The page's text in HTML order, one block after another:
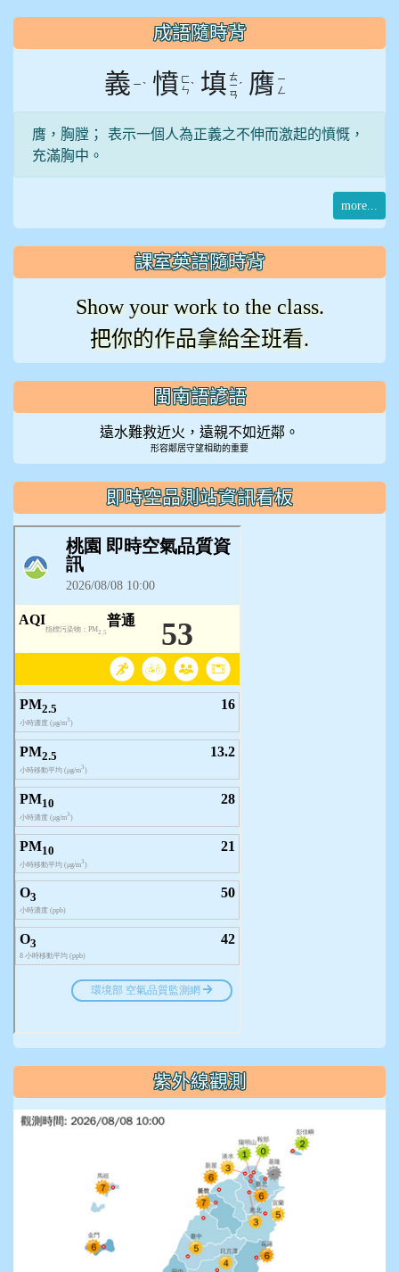
::: 成語隨時背
義 ㄧ ˋ 憤 ㄈ
ㄣ ˋ 填 ㄊ
ㄧ
ㄢ
ˊ 膺 ㄧ
ㄥ
膺，胸膛； 表示一個人為正義之不伸而激起的憤慨，
充滿胸中。
more...
課室英語隨時背
Show your work to the class.
把你的作品拿給全班看.
閩南語諺語
遠水難救近火，遠親不如近鄰。
形容鄰居守望相助的重要
即時空品測站資訊看板
紫外線觀測